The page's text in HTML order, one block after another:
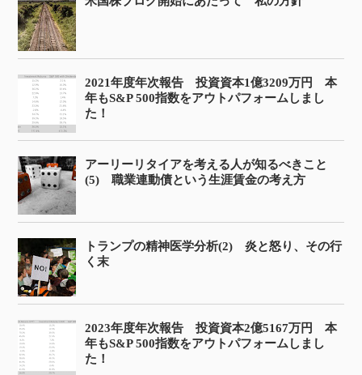
2021年度年次報告 投資資本1億3209万円 本
年もS&P 500指数をアウトパフォームしまし
た！
アーリーリタイアを考える人が知るべきこと
(5) 職業連動債という生涯賃金の考え方
トランプの精神医学分析(2) 炎と怒り、その行
く末
2023年度年次報告 投資資本2億5167万円 本
年もS&P 500指数をアウトパフォームしまし
た！